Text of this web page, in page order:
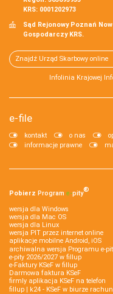
KRS: 0001202973
Sąd Rejonowy Poznań
Gospodarczy KRS.
Znajdź Urząd Skarbowy online
Infolinia Krajowej
e-file
kontakt o nas
informacje prawne
Pobierz Program e‑pity®
wersja dla Windows
wersja dla Mac OS
wersja dla Linux
wersja PIT przez internet online
aplikacje mobilne Android, iOS
archiwalna wersja Programu e-
e-pity 2026/2027 w fillup
e‑Faktury KSeF w fillup
Darmowa faktura KSeF
firmly aplikacja KSeF na telefon
fillup | k24 - KSeF w biurze